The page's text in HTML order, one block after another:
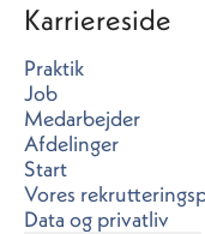
Karriereside
Praktik
Job
Medarbejder
Afdelinger
Start
Vores
Data og privatliv